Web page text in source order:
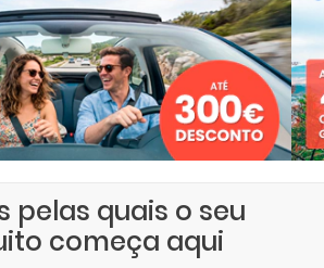
pelas quais o seu
começa aqui